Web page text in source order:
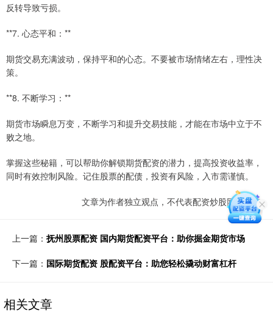
反转导致亏损。
**7. 心态平和：**
期货交易充满波动，保持平和的心态。不要被市场情绪左右，理性决
策。
**8. 不断学习：**
期货市场瞬息万变，不断学习和提升交易技能，才能在市场中立于不
败之地。
掌握这些秘籍，可以帮助你解锁期货配资的潜力，提高投资收益率，
同时有效控制风险。记住股票的配债，投资有风险，入市需谨慎。
文章为作者独立观点，不代表配资炒股网站观点
上一篇： 抚州股票配资 国内期货配资平台：助你掘金期货市场
下一篇： 国际期货配资 股配资平台：助您轻松撬动财富杠杆
相关文章